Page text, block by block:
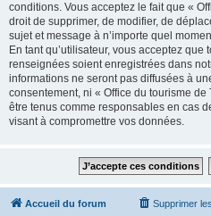
conditions. Vous acceptez le fait que «
droit de supprimer, de modifier, de
sujet et message à n’importe quel
En tant qu’utilisateur, vous acceptez
renseignées soient enregistrées dans
informations ne seront pas diffusées à
consentement, ni « Office du tourisme
être tenus comme responsables en cas
visant à compromettre vos données.
Accueil du forum Supprimer